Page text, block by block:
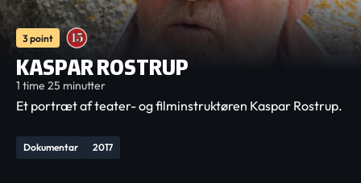
3 point
KASPAR ROSTRUP
1 time 25 minutter
Dokumentar 2017
Et portræt af teater- og filminstruktøren Kaspar Rostrup.